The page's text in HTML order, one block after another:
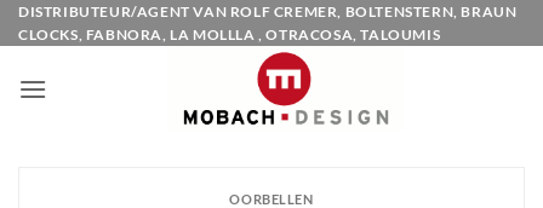
Ga
naar
DISTRIBUTEUR/AGENT VAN ROLF CREMER, BOLTENSTERN, BRAUN
CLOCKS, FABNORA, LA MOLLLA , OTRACOSA, TALOUMIS
OORBELLEN